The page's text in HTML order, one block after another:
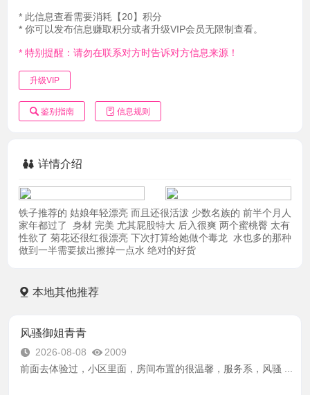
* 此信息查看需要消耗【20】积分
* 你可以发布信息赚取积分或者升级VIP会员无限制查看。
* 特别提醒：请勿在联系对方时告诉对方信息来源！
升级VIP
鉴别指南 信息规则
详情介绍
铁子推荐的 姑娘年轻漂亮 而且还很活泼 少数名族的 前半个月人
家年都过了 身材 完美 尤其屁股特大 后入很爽 两个蜜桃臀 太有
性欲了 菊花还很红很漂亮 下次打算给她做个毒龙 水也多的那种
做到一半需要拔出擦掉一点水 绝对的好货
本地其他推荐
风骚御姐青青
2026-08-08
2009
前面去体验过，小区里面，房间布置的很温馨，服务系，风骚 ...